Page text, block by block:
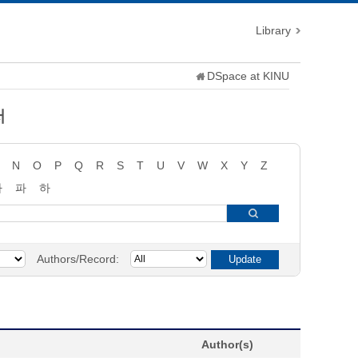
Library
DSpace at KINU
N O P Q R S T U V W X Y
Z
파
하
Authors/Record:
Author(s)